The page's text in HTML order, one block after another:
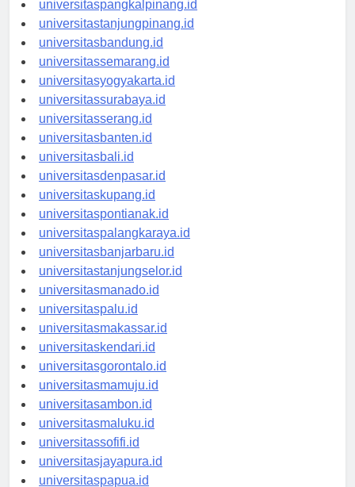
universitaspangkalpinang.id
universitastanjungpinang.id
universitasbandung.id
universitassemarang.id
universitasyogyakarta.id
universitassurabaya.id
universitasserang.id
universitasbanten.id
universitasbali.id
universitasdenpasar.id
universitaskupang.id
universitaspontianak.id
universitaspalangkaraya.id
universitasbanjarbaru.id
universitastanjungselor.id
universitasmanado.id
universitaspalu.id
universitasmakassar.id
universitaskendari.id
universitasgorontalo.id
universitasmamuju.id
universitasambon.id
universitasmaluku.id
universitassofifi.id
universitasjayapura.id